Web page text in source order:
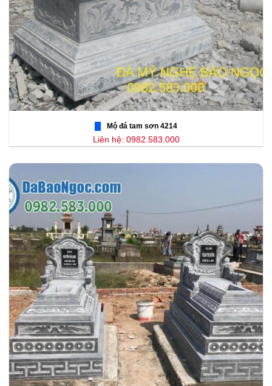
Mộ đá tam sơn 4214
Liên hệ: 0982.583.000